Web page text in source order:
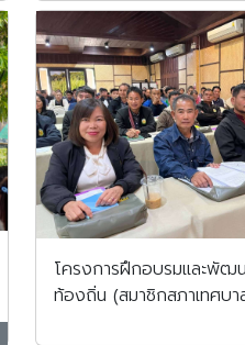
โครงการฝึกอบรมและพัฒ
ท้องถิ่น (สมาชิกสภาเทศบา